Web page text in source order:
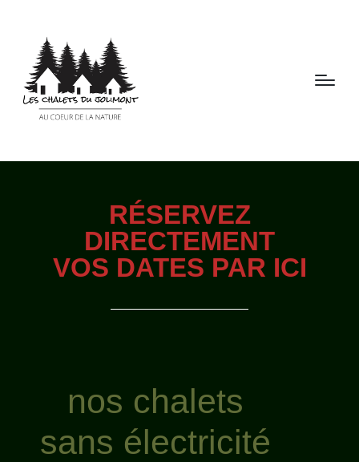
RÉSERVEZ
DIRECTEMENT
VOS DATES PAR ICI
nos chalets
sans électricité